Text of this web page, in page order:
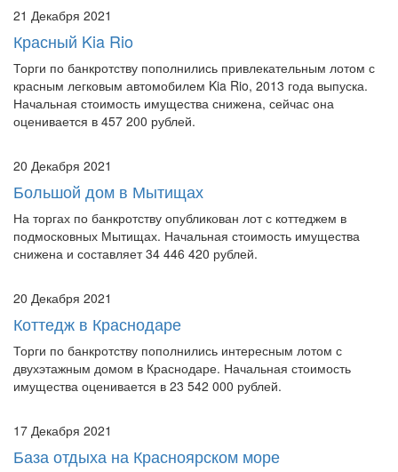
21 Декабря 2021
Красный Kia Rio
Торги по банкротству пополнились привлекательным лотом с
красным легковым автомобилем Kia Rio, 2013 года выпуска.
Начальная стоимость имущества снижена, сейчас она
оценивается в 457 200 рублей.
20 Декабря 2021
Большой дом в Мытищах
На торгах по банкротству опубликован лот с коттеджем в
подмосковных Мытищах. Начальная стоимость имущества
снижена и составляет 34 446 420 рублей.
20 Декабря 2021
Коттедж в Краснодаре
Торги по банкротству пополнились интересным лотом с
двухэтажным домом в Краснодаре. Начальная стоимость
имущества оценивается в 23 542 000 рублей.
17 Декабря 2021
База отдыха на Красноярском море